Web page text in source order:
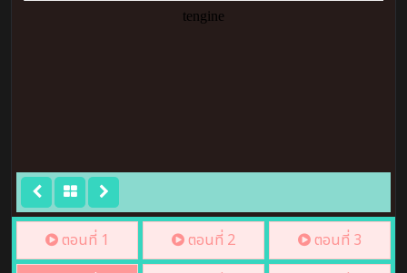
ตอนที่ 1 ตอนที่ 2
ตอนที่ 3